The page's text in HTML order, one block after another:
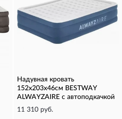
Надувная кровать
152х203х46см BESTWAY
ALWAYZAIRE с автоподкачкой
11 310 руб.